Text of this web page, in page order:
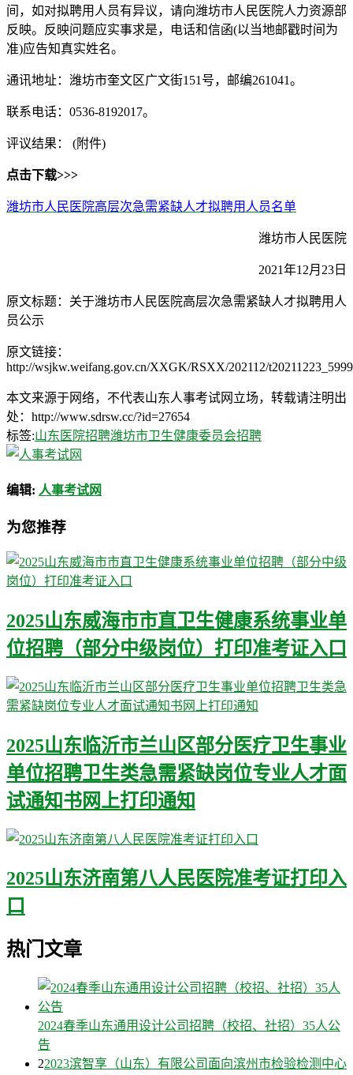
间，如对拟聘用人员有异议，请向潍坊市人民医院人力资源部
反映。反映问题应实事求是，电话和信函(以当地邮戳时间为
准)应告知真实姓名。
通讯地址：潍坊市奎文区广文街151号，邮编261041。
联系电话：0536-8192017。
评议结果： (附件)
点击下载>>>
潍坊市人民医院高层次急需紧缺人才拟聘用人员名单
潍坊市人民医院
2021年12月23日
原文标题：关于潍坊市人民医院高层次急需紧缺人才拟聘用人
员公示
原文链接：
http://wsjkw.weifang.gov.cn/XXGK/RSXX/202112/
本文来源于网络，不代表山东人事考试网立场，转载请注明出
处：http://www.sdrsw.cc/?id=27654
标签:山东医院招聘潍坊市卫生健康委员会招聘
编辑: 人事考试网
为您推荐
2025山东威海市市直卫生健康系统事业单
位招聘（部分中级岗位）打印准考证入口
2025山东临沂市兰山区部分医疗卫生事业
单位招聘卫生类急需紧缺岗位专业人才面
试通知书网上打印通知
2025山东济南第八人民医院准考证打印入
口
热门文章
2024春季山东通用设计公司招聘（校招、社招）35人公
告
22023滨智享（山东）有限公司面向滨州市检验检测中心